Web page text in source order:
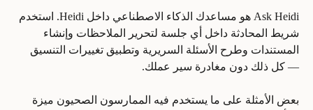
Ask Heidi هو مساعدك الذكاء الاصطناعي داخل Heidi. استخدم
شريط المحادثة داخل أي جلسة لتحرير الملاحظات وإنشاء
المستندات وطرح الأسئلة السريرية وتطبيق تغييرات التنسيق
— كل ذلك دون مغادرة سير عملك.
بعض الأمثلة على ما يستخدم فيه الممارسون الصحيون ميزة